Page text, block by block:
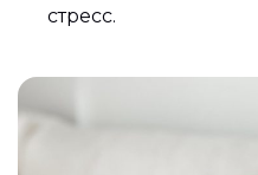
стресс.